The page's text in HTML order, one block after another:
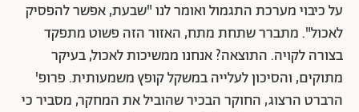
על כיבוי מערכת התגמול ואומר לנו "שבעת, אפשר להפסיק
לאכול". מתברר שתחת מתח, האזור הזה פשוט מתפקד
בצורה לקויה. התוצאה? אנחנו ממשיכות לאכול, בעיקר
מתוקים, והסיכון לעלייה במשקל קופץ משמעותית. פרופ'
הרברט הרצוג, החוקר הבכיר שהוביל את המחקר, מסביר כי